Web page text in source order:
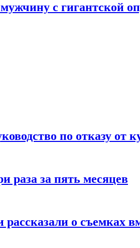
с гигантской
по отказу от
за пять месяцев
о съемках